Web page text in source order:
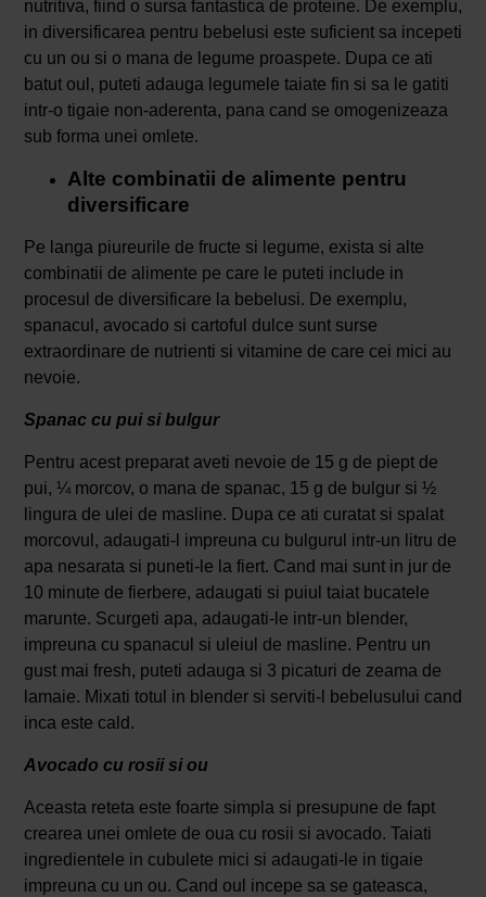
nutritiva, fiind o sursa fantastica de proteine. De exemplu,
in diversificarea pentru bebelusi este suficient sa incepeti
cu un ou si o mana de legume proaspete. Dupa ce ati
batut oul, puteti adauga legumele taiate fin si sa le gatiti
intr-o tigaie non-aderenta, pana cand se omogenizeaza
sub forma unei omlete.
Alte combinatii de alimente pentru
diversificare
Pe langa piureurile de fructe si legume, exista si alte
combinatii de alimente pe care le puteti include in
procesul de diversificare la bebelusi. De exemplu,
spanacul, avocado si cartoful dulce sunt surse
extraordinare de nutrienti si vitamine de care cei mici au
nevoie.
Spanac cu pui si bulgur
Pentru acest preparat aveti nevoie de 15 g de piept de
pui, ¼ morcov, o mana de spanac, 15 g de bulgur si ½
lingura de ulei de masline. Dupa ce ati curatat si spalat
morcovul, adaugati-l impreuna cu bulgurul intr-un litru de
apa nesarata si puneti-le la fiert. Cand mai sunt in jur de
10 minute de fierbere, adaugati si puiul taiat bucatele
marunte. Scurgeti apa, adaugati-le intr-un blender,
impreuna cu spanacul si uleiul de masline. Pentru un
gust mai fresh, puteti adauga si 3 picaturi de zeama de
lamaie. Mixati totul in blender si serviti-l bebelusului cand
inca este cald.
Avocado cu rosii si ou
Aceasta reteta este foarte simpla si presupune de fapt
crearea unei omlete de oua cu rosii si avocado. Taiati
ingredientele in cubulete mici si adaugati-le in tigaie
impreuna cu un ou. Cand oul incepe sa se gateasca,